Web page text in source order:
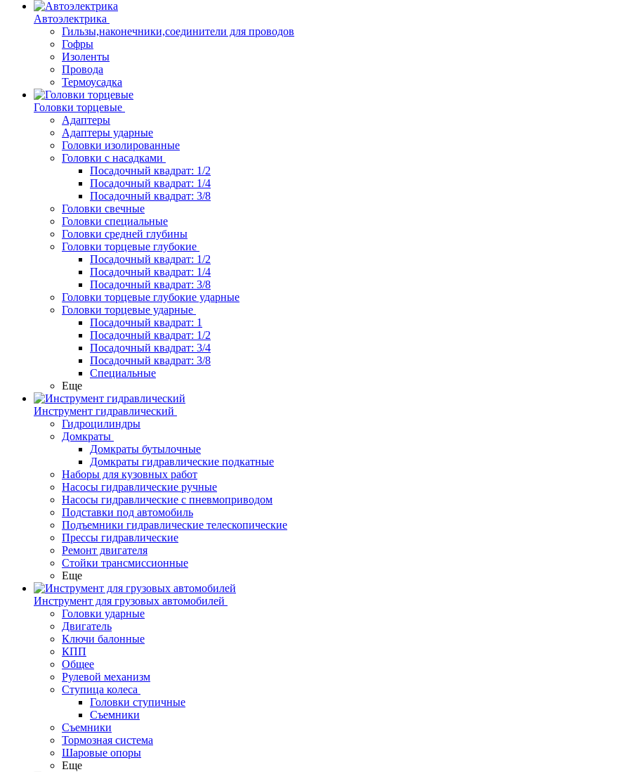
Автоэлектрика
Гильзы,наконечники,соединители для проводов
Гофры
Изоленты
Провода
Термоусадка
Головки торцевые
Адаптеры
Адаптеры ударные
Головки изолированные
Головки с насадками
Посадочный квадрат: 1/2
Посадочный квадрат: 1/4
Посадочный квадрат: 3/8
Головки свечные
Головки специальные
Головки средней глубины
Головки торцевые глубокие
Посадочный квадрат: 1/2
Посадочный квадрат: 1/4
Посадочный квадрат: 3/8
Головки торцевые глубокие ударные
Головки торцевые ударные
Посадочный квадрат: 1
Посадочный квадрат: 1/2
Посадочный квадрат: 3/4
Посадочный квадрат: 3/8
Специальные
Еще
Инструмент гидравлический
Гидроцилиндры
Домкраты
Домкраты бутылочные
Домкраты гидравлические подкатные
Наборы для кузовных работ
Насосы гидравлические ручные
Насосы гидравлические с пневмоприводом
Подставки под автомобиль
Подъемники гидравлические телескопические
Прессы гидравлические
Ремонт двигателя
Стойки трансмиссионные
Еще
Инструмент для грузовых автомобилей
Головки ударные
Двигатель
Ключи балонные
КПП
Общее
Рулевой механизм
Ступица колеса
Головки ступичные
Съемники
Съемники
Тормозная система
Шаровые опоры
Еще